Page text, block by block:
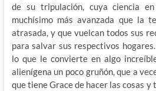
de su tripulación, cuya ciencia
muchísimo más avanzada que la
atrasada, y que vuelcan todos sus
para salvar sus respectivos
lo que le convierte en algo
alienígena un poco gruñón, que a
que tiene Grace de hacer las cosas